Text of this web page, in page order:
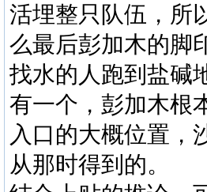
活埋整只队伍，所
么最后彭加木的脚
找水的人跑到盐碱
有一个，彭加木根
入口的大概位置，
从那时得到的。